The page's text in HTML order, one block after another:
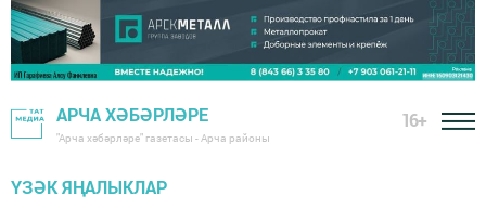
АРЧА ХӘБӘРЛӘРЕ
"Арча хәбәрләре" газетасы - Арча районы
16+
ҮЗӘК ЯҢАЛЫКЛАР